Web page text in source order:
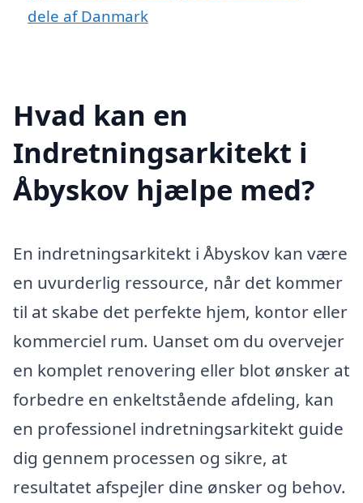
dele af Danmark
Hvad kan en
Indretningsarkitekt i
Åbyskov hjælpe med?
En indretningsarkitekt i Åbyskov kan være
en uvurderlig ressource, når det kommer
til at skabe det perfekte hjem, kontor eller
kommerciel rum. Uanset om du overvejer
en komplet renovering eller blot ønsker at
forbedre en enkeltstående afdeling, kan
en professionel indretningsarkitekt guide
dig gennem processen og sikre, at
resultatet afspejler dine ønsker og behov.